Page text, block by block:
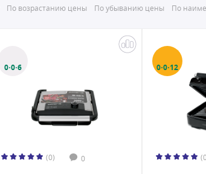
По возрастанию цены По убыванию цены По
0·0·6
(0) 0
0·0·12